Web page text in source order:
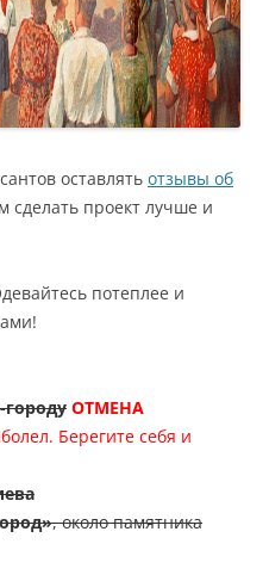
оставлять отзывы об
сделать проект лучше и
потеплее и
ОТМЕНА
Берегите себя и
, около памятника